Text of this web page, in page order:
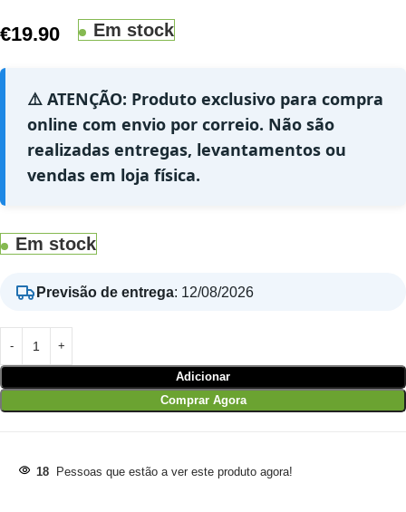
€19.90 Em stock
⚠️ ATENÇÃO: Produto exclusivo para compra
online com envio por correio. Não são
realizadas entregas, levantamentos ou
vendas em loja física.
Em stock
Previsão de entrega: 12/08/2026
Adicionar
Comprar Agora
18 Pessoas que estão a ver este produto agora!